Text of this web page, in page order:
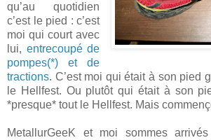
qu’au quotidien
c’est le pied : c’est
moi qui court avec
lui, entrecoupé de
pompes(*) et de
tractions. C’est moi qui était à son pied
le Hellfest. Ou plutôt qui était à son
*presque* tout le Hellfest. Mais
MetallurGeeK et moi sommes